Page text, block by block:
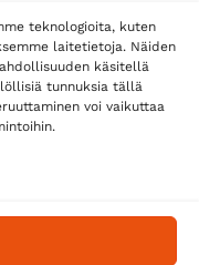
teknologioita, kuten
laitetietoja. Näiden
käsitellä
tunnuksia tällä
voi vaikuttaa